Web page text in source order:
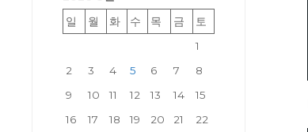
일 월 화 수 목 금
토
1
2
3 4 5 6 7
8
9
10 11 12 13 14
15
16
17 18 19 20 21
22